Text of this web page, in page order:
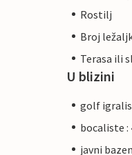
Rostilj
Broj
Terasa ili
U blizini
golf
bocaliste :
javni